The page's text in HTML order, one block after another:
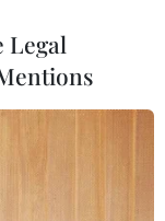
Phan Thị
động viên lực
viên Lê Thị
Legal